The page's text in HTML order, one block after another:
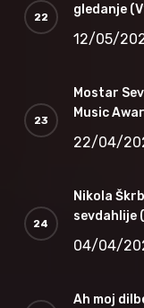
gledanje
12/05/
Mostar
Music
22/04/
Nikola
sevdahlije
04/04/
Ah moj